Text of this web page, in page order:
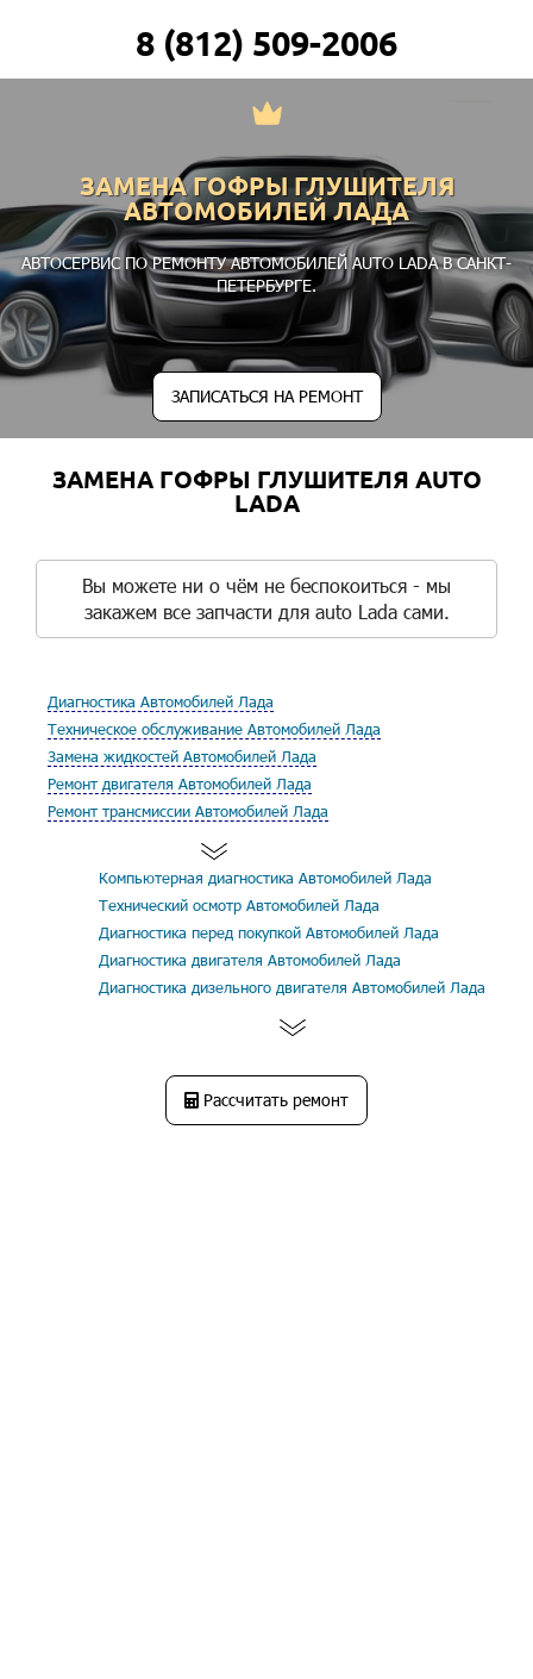
8 (812) 509-2006
ЗАМЕНА ГОФРЫ ГЛУШИТЕЛЯ
АВТОМОБИЛЕЙ ЛАДА
АВТОСЕРВИС ПО РЕМОНТУ АВТОМОБИЛЕЙ AUTO LADA В САНКТ-
ПЕТЕРБУРГЕ.
ЗАПИСАТЬСЯ НА РЕМОНТ
ЗАМЕНА ГОФРЫ ГЛУШИТЕЛЯ AUTO
LADA
Вы можете ни о чём не беспокоиться - мы
закажем все запчасти для auto Lada сами.
Диагностика Автомобилей Лада
Техническое обслуживание Автомобилей Лада
Замена жидкостей Автомобилей Лада
Ремонт двигателя Автомобилей Лада
Ремонт трансмиссии Автомобилей Лада
Компьютерная диагностика Автомобилей Лада
Технический осмотр Автомобилей Лада
Диагностика перед покупкой Автомобилей Лада
Диагностика двигателя Автомобилей Лада
Диагностика дизельного двигателя Автомобилей Лада
Рассчитать ремонт